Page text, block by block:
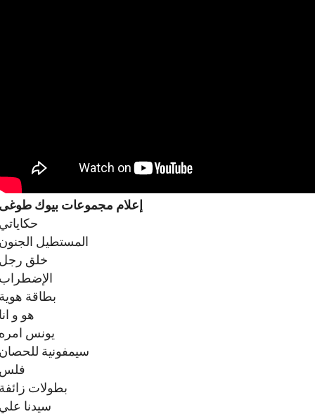
إعلام مجموعات بیوك
المستطيل
خلق
بطاقة
هو و
يونس
سيمفونية
بطولات
سيدنا